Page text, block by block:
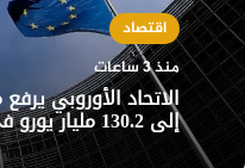
اقتصاد
منذ 3 ساعات
الاتحاد الأوروبي
إلى 130.2 مليار يورو في 2025